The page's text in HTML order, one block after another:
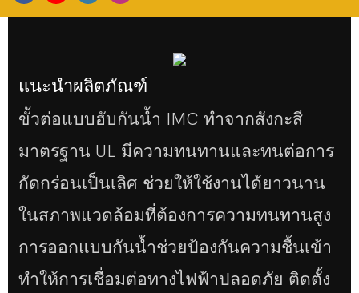
แนะนำผลิตภัณฑ์
ขั้วต่อแบบฮับกันน้ำ IMC ทำจากสังกะสี
มาตรฐาน UL มีความทนทานและทนต่อการ
กัดกร่อนเป็นเลิศ ช่วยให้ใช้งานได้ยาวนาน
ในสภาพแวดล้อมที่ต้องการความทนทานสูง
การออกแบบกันน้ำช่วยป้องกันความชื้นเข้า
ทำให้การเชื่อมต่อทางไฟฟ้าปลอดภัย ติดตั้ง